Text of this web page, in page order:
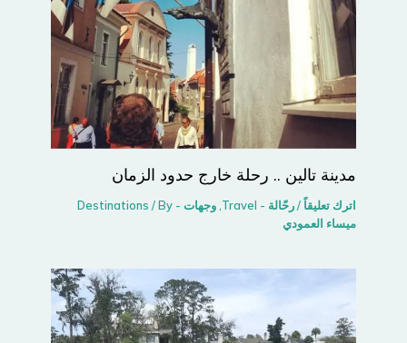
مدينة تالين .. رحلة خارج حدود الزمان
اترك تعليقاً /رحّالة - Travel ,وجهات - Destinations/ By
ميساء العمودي